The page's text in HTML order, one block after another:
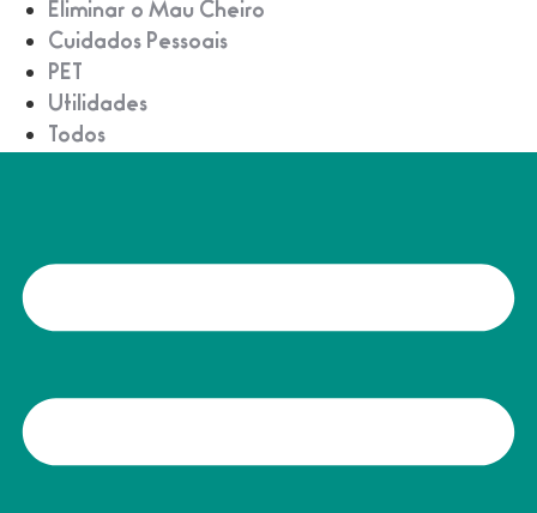
Eliminar o Mau Cheiro
Cuidados Pessoais
PET
Utilidades
Todos